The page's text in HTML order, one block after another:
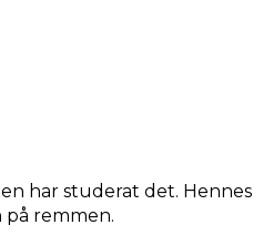
har studerat det. Hennes
på remmen.